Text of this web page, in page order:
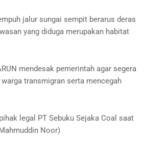
jalur sungai sempit berarus deras
yang diduga merupakan habitat
mendesak pemerintah agar segera
transmigran serta mencegah
legal PT Sebuku Sejaka Coal saat
Noor)